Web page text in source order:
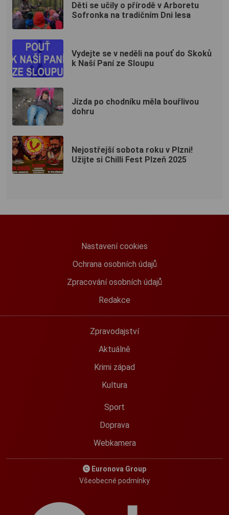
Děti se učily o přírodě v Arboretu
Sofronka na tradičním Dni lesa
Vydejte se v neděli na pouť do Skoků
k Naší Paní ze Sloupu
Jízda po chodníku měla bouřlivou
dohru
Nejostřejší sobota roku v Plzni!
Užijte si Chilli Fest Plzeň 2025
Nastavení cookies
Ochrana osobních údajů
Zpracování osobních údajů
Redakce
Zpravodajství
Aktuálně
Krimi západ
Kultura
Sport
Doprava
Webkamera
Euronova Group
Všeobecné podmínky